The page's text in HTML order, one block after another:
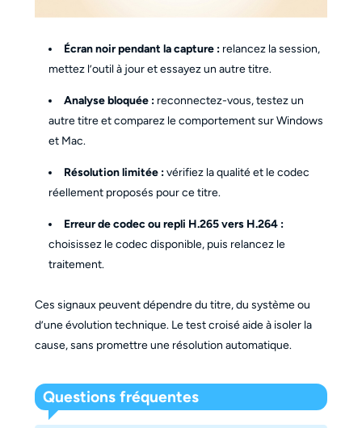
Écran noir pendant la capture : relancez la session,
mettez l’outil à jour et essayez un autre titre.
Analyse bloquée : reconnectez-vous, testez un
autre titre et comparez le comportement sur Windows
et Mac.
Résolution limitée :vérifiez la qualité et le codec
réellement proposés pour ce titre.
Erreur de codec ou repli H.265 vers H.264 :
choisissez le codec disponible, puis relancez le
traitement.
Ces signaux peuvent dépendre du titre, du système ou
d’une évolution technique. Le test croisé aide à isoler la
cause, sans promettre une résolution automatique.
Questions fréquentes